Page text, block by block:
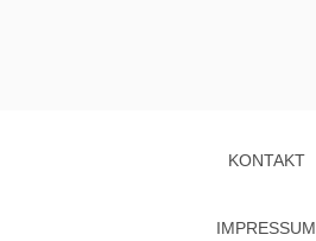
KONTAKT
IMPRESSUM